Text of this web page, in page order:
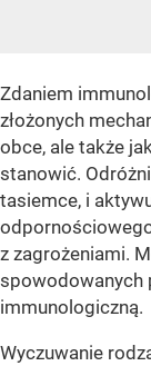
Zdaniem
złożonych
obce, ale także
stanowić.
tasiemce, i
z zagrożeniami.
spowodowanych
immunologiczną.
Wyczuwanie